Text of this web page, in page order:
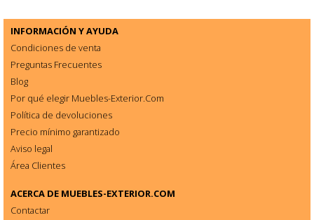
INFORMACIÓN Y AYUDA
Condiciones de venta
Preguntas Frecuentes
Blog
Por qué elegir Muebles-Exterior.Com
Política de devoluciones
Precio mínimo garantizado
Aviso legal
Área Clientes
ACERCA DE MUEBLES-EXTERIOR.COM
Contactar